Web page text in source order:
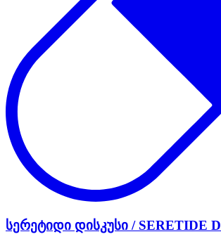
სერეტიდი დისკუსი / SERETIDE